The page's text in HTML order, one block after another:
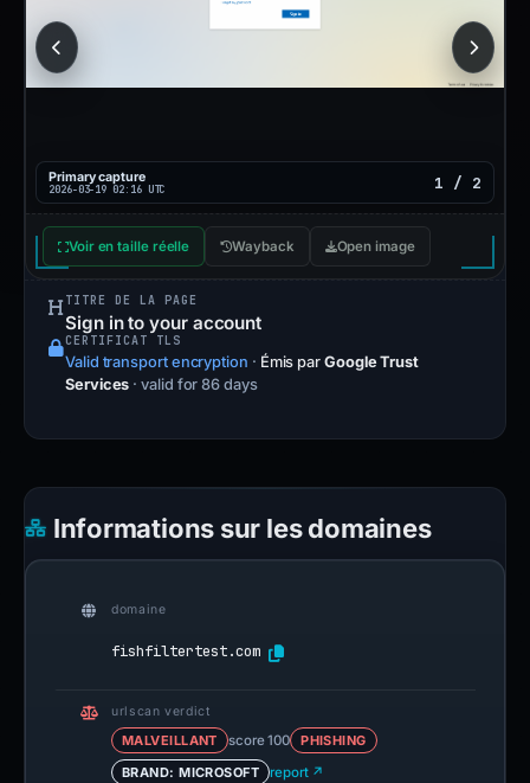
Primary capture
2026-03-19 02:16 UTC 1 / 2
Voir en taille réelle Wayback Open image
TITRE DE LA PAGE
Sign in to your account
CERTIFICAT TLS
Valid transport encryption · Émis par Google Trust
Services · valid for 86 days
Informations sur les domaines
domaine
fishfiltertest.com
urlscan verdict
MALVEILLANT score 100
PHISHING
BRAND: MICROSOFT
report ↗